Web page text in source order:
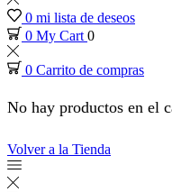
paketleri
0 mi lista de deseos
0 My Cart 0
0 Carrito de compras
No hay productos en el
Volver a la Tienda